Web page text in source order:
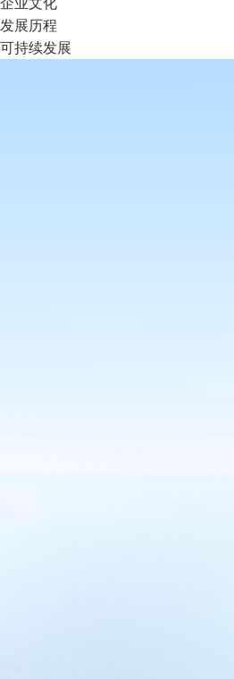
企业文化
发展历程
可持续发展